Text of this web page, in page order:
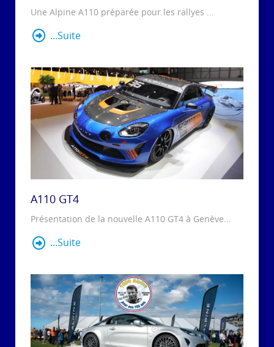
Une Alpine A110 préparée pour les rallyes ...
...Suite
A110 GT4
Présentation de la nouvelle A110 GT4 à Genève...
...Suite